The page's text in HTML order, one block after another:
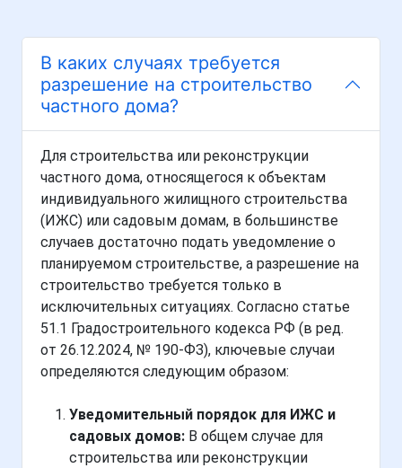
В каких случаях требуется
разрешение на строительство
частного дома?
Для строительства или реконструкции
частного дома, относящегося к объектам
индивидуального жилищного строительства
(ИЖС) или садовым домам, в большинстве
случаев достаточно подать уведомление о
планируемом строительстве, а разрешение на
строительство требуется только в
исключительных ситуациях. Согласно статье
51.1 Градостроительного кодекса РФ (в ред.
от 26.12.2024, № 190-ФЗ), ключевые случаи
определяются следующим образом:
Уведомительный порядок для ИЖС и
садовых домов: В общем случае для
строительства или реконструкции